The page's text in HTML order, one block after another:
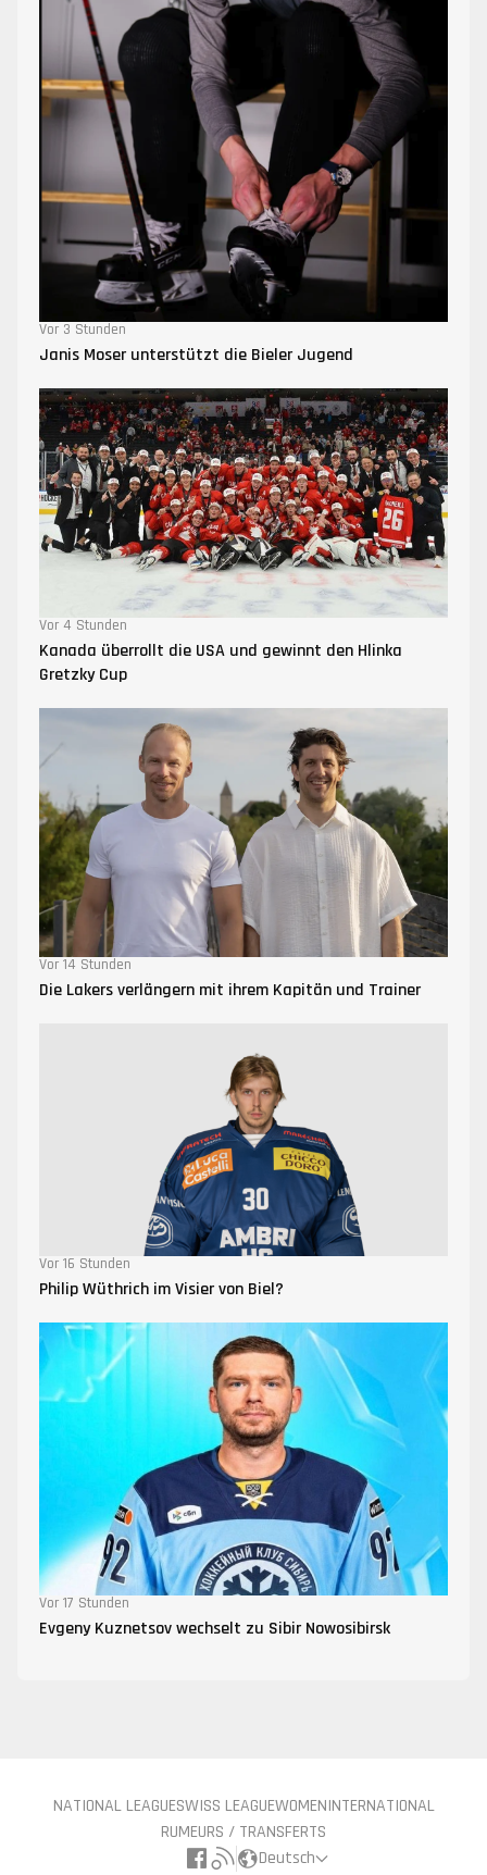
Vor 3 Stunden
Janis Moser unterstützt die Bieler Jugend
Vor 4 Stunden
Kanada überrollt die USA und gewinnt den Hlinka
Gretzky Cup
Vor 14 Stunden
Die Lakers verlängern mit ihrem Kapitän und Trainer
Vor 16 Stunden
Philip Wüthrich im Visier von Biel?
Vor 17 Stunden
Evgeny Kuznetsov wechselt zu Sibir Nowosibirsk
NATIONAL LEAGUESWISS LEAGUEWOMENINTERNATIONAL
RUMEURS / TRANSFERTS
Deutsch